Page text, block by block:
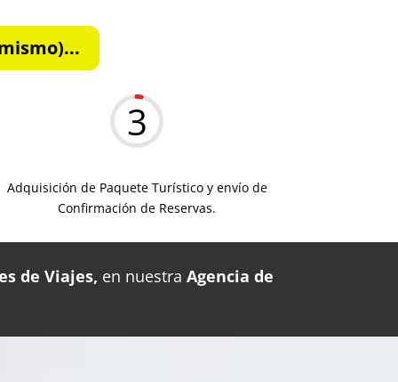
3
Adquisición de Paquete Turístico y envío de
Confirmación de Reservas.
de Viajes, en nuestra Agencia de